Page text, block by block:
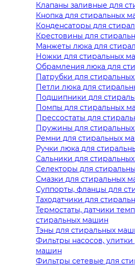
Клапаны заливные для
Кнопка для стиральных
Конденсаторы для
Крестовины для
Манжеты люка для
Ножки для стиральных
Обрамления люка для
Патрубки для
Петли люка для
Подшипники для
Помпы для стиральных
Прессостаты для
Пружины для
Ремни для стиральных
Ручки люка для
Сальники для
Селекторы для
Смазки для стиральных
Суппорты, фланцы для
Таходатчики для
Термостаты, датчики
стиральных машин
Тэны для стиральных
Фильтры насосов,
машин
Фильтры сетевые для